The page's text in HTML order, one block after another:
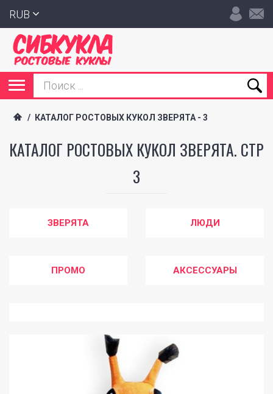
RUB
/ КАТАЛОГ РОСТОВЫХ КУКОЛ ЗВЕРЯТА - 3
КАТАЛОГ РОСТОВЫХ КУКОЛ ЗВЕРЯТА. СТР
3
ЗВЕРЯТА ЛЮДИ
ПРОМО АКСЕССУАРЫ